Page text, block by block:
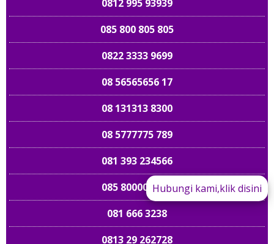
089 661 898989
Hubungi kami,klik disini
0812 995 93939
085 800 805 805
0822 3333 9699
08 56565656 17
08 131313 8300
08 5777775 789
081 393 234566
085 8000000 80
081 666 3238
0813 29 262728